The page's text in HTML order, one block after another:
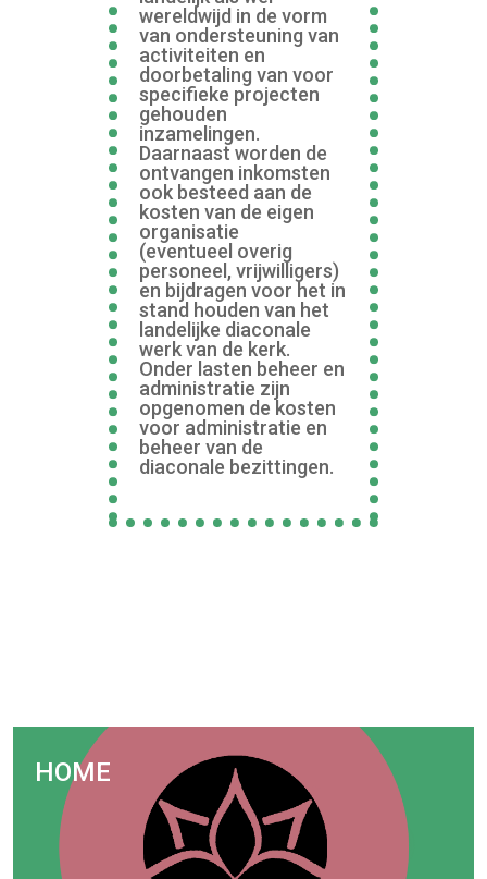
wereldwijd in de vorm
van ondersteuning van
activiteiten en
doorbetaling van voor
specifieke projecten
gehouden
inzamelingen.
Daarnaast worden de
ontvangen inkomsten
ook besteed aan de
kosten van de eigen
organisatie
(eventueel overig
personeel, vrijwilligers)
en bijdragen voor het in
stand houden van het
landelijke diaconale
werk van de kerk.
Onder lasten beheer en
administratie zijn
opgenomen de kosten
voor administratie en
beheer van de
diaconale bezittingen.
HOME